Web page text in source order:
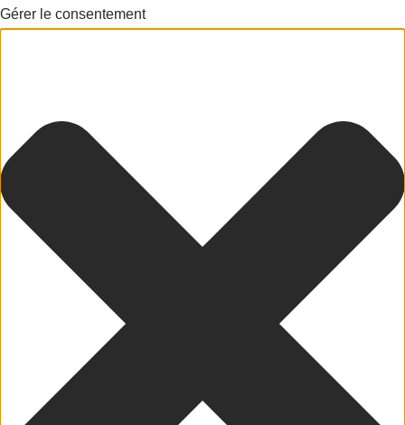
Gérer le consentement